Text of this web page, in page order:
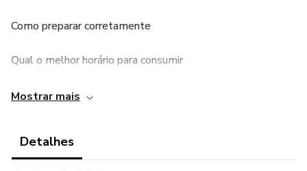
Como preparar corretamente
Qual o melhor horário para consumir
Ideal para quem busca: ✔️ Menos retenção de líquidos
✔️ Um estilo de vida mais saudável, sem dietas radicais
Mostrar mais
Detalhes